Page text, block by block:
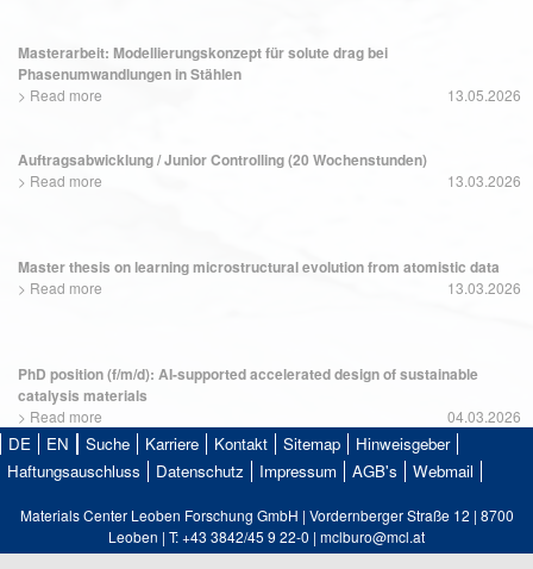
Masterarbeit: Modellierungskonzept für solute drag bei
Phasenumwandlungen in Stählen
> Read more 13.05.2026
Auftragsabwicklung / Junior Controlling (20 Wochenstunden)
> Read more 13.03.2026
Master thesis on learning microstructural evolution from atomistic data
> Read more 13.03.2026
PhD position (f/m/d): AI-supported accelerated design of sustainable
catalysis materials
> Read more 04.03.2026
DE EN Suche Karriere Kontakt Sitemap
Hinweisgeber
Haftungsauschluss
Datenschutz Impressum AGB's Webmail
Materials Center Leoben Forschung GmbH | Vordernberger Straße 12 | 8700
Leoben | T: +43 3842/45 9 22-0 | mclburo@mcl.at